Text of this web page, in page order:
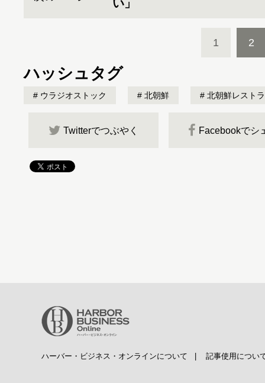
い」
1 2
ハッシュタグ
ウラジオストック 北朝鮮 北朝鮮レスト
Twitterでつぶやく Facebookでシ
ハーバー・ビジネス・オンラインについて 記事使用につい